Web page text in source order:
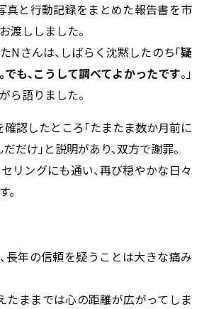
真と行動記録をまとめた報告書を市
渡ししました。
Nさんは、しばらく沈黙したのち「疑
でも、こうして調べてよかったです。」
ら語りました。
確認したところ「たまたま数か月前に
だけ」と説明があり、双方で謝罪。
リングにも通い、再び穏やかな日々
。
長年の信頼を疑うことは大きな痛み
たままでは心の距離が広がってしま